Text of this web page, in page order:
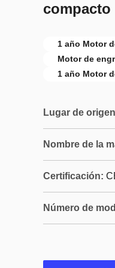
compacto
1 año Motor
Motor de
1 año Motor
Lugar de
Nombre de la
Certificación:
Número de